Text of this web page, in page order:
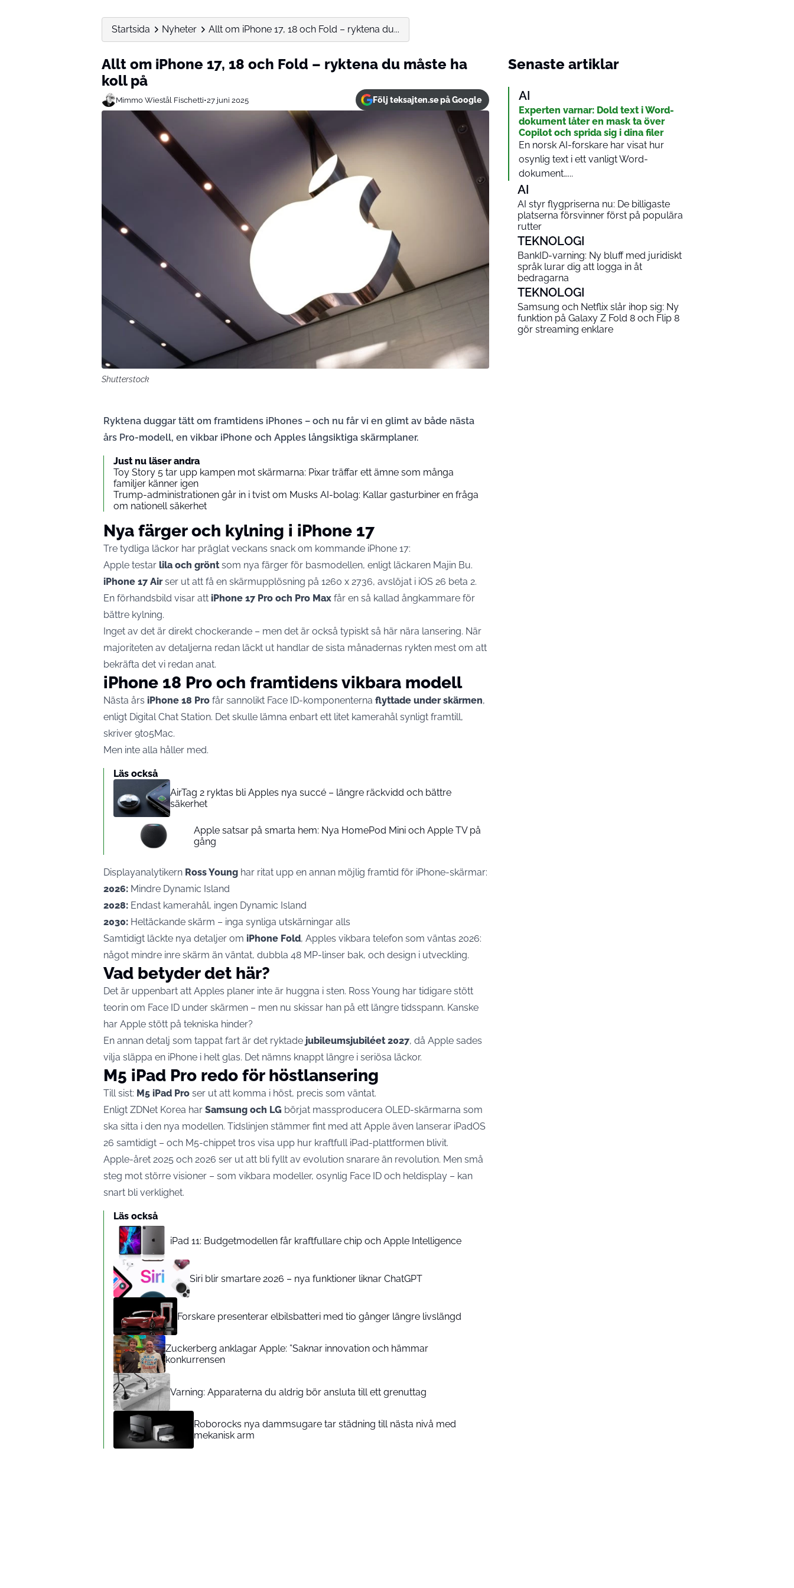
Startsida Nyheter Allt om iPhone 17, 18 och Fold – ryktena du...
Allt om iPhone 17, 18 och Fold – ryktena du måste ha
koll på
Mimmo Wiestål Fischetti•27 juni 2025 Följ teksajten.se på Google
Shutterstock
Ryktena duggar tätt om framtidens iPhones – och nu får vi en glimt av både nästa
års Pro-modell, en vikbar iPhone och Apples långsiktiga skärmplaner.
Just nu läser andra
Toy Story 5 tar upp kampen mot skärmarna: Pixar träffar ett ämne som många
familjer känner igen
Trump-administrationen går in i tvist om Musks AI-bolag: Kallar gasturbiner en fråga
om nationell säkerhet
Nya färger och kylning i iPhone 17
Tre tydliga läckor har präglat veckans snack om kommande iPhone 17:
Apple testar lila och gröntsom nya färger för basmodellen, enligt läckaren Majin Bu.
iPhone 17 Airser ut att få en skärmupplösning på 1260 x 2736, avslöjat i iOS 26 beta 2.
En förhandsbild visar att iPhone 17 Pro och Pro Max får en så kallad ångkammare för
bättre kylning.
Inget av det är direkt chockerande – men det är också typiskt så här nära lansering. När
majoriteten av detaljerna redan läckt ut handlar de sista månadernas rykten mest om att
bekräfta det vi redan anat.
iPhone 18 Pro och framtidens vikbara modell
Nästa års iPhone 18 Pro får sannolikt Face ID-komponenterna flyttade under skärmen,
enligt Digital Chat Station. Det skulle lämna enbart ett litet kamerahål synligt framtill,
skriver 9to5Mac.
Men inte alla håller med.
Läs också
AirTag 2 ryktas bli Apples nya succé – längre räckvidd och bättre
säkerhet
Apple satsar på smarta hem: Nya HomePod Mini och Apple TV på
gång
Displayanalytikern Ross Young har ritat upp en annan möjlig framtid för iPhone-skärmar:
2026: Mindre Dynamic Island
2028: Endast kamerahål, ingen Dynamic Island
2030: Heltäckande skärm – inga synliga utskärningar alls
Samtidigt läckte nya detaljer om iPhone Fold, Apples vikbara telefon som väntas 2026:
något mindre inre skärm än väntat, dubbla 48 MP-linser bak, och design i utveckling.
Vad betyder det här?
Det är uppenbart att Apples planer inte är huggna i sten. Ross Young har tidigare stött
teorin om Face ID under skärmen – men nu skissar han på ett längre tidsspann. Kanske
har Apple stött på tekniska hinder?
En annan detalj som tappat fart är det ryktade jubileumsjubiléet 2027, då Apple sades
vilja släppa en iPhone i helt glas. Det nämns knappt längre i seriösa läckor.
M5 iPad Pro redo för höstlansering
Till sist: M5 iPad Pro ser ut att komma i höst, precis som väntat.
Enligt ZDNet Korea har Samsung och LG börjat massproducera OLED-skärmarna som
ska sitta i den nya modellen. Tidslinjen stämmer fint med att Apple även lanserar iPadOS
26 samtidigt – och M5-chippet tros visa upp hur kraftfull iPad-plattformen blivit.
Apple-året 2025 och 2026 ser ut att bli fyllt av evolution snarare än revolution. Men små
steg mot större visioner – som vikbara modeller, osynlig Face ID och heldisplay – kan
snart bli verklighet.
Läs också
iPad 11: Budgetmodellen får kraftfullare chip och Apple Intelligence
Siri blir smartare 2026 – nya funktioner liknar ChatGPT
Forskare presenterar elbilsbatteri med tio gånger längre livslängd
Zuckerberg anklagar Apple: ”Saknar innovation och hämmar
konkurrensen
Varning: Apparaterna du aldrig bör ansluta till ett grenuttag
Roborocks nya dammsugare tar städning till nästa nivå med
mekanisk arm
Senaste artiklar
AI
Experten varnar: Dold text i Word-
dokument låter en mask ta över
Copilot och sprida sig i dina filer
En norsk AI-forskare har visat hur
osynlig text i ett vanligt Word-
dokument…...
AI
AI styr flygpriserna nu: De billigaste
platserna försvinner först på populära
rutter
TEKNOLOGI
BankID-varning: Ny bluff med juridiskt
språk lurar dig att logga in åt
bedragarna
TEKNOLOGI
Samsung och Netflix slår ihop sig: Ny
funktion på Galaxy Z Fold 8 och Flip 8
gör streaming enklare